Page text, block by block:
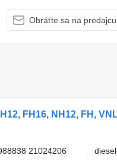
Obráťte sa na predajcu
21024206
diesel